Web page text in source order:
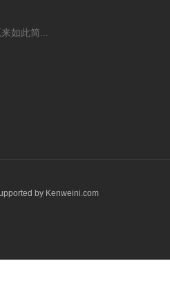
如此简...
by Kenweini.com